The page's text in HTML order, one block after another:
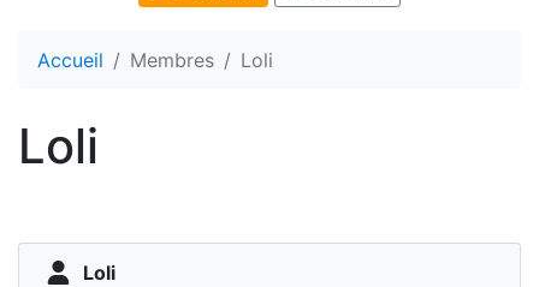
Accueil Membres Loli
Loli
Loli